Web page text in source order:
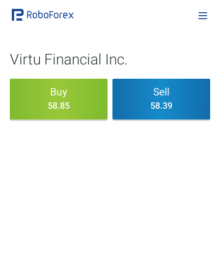
Virtu Financial Inc.
Buy
58.85
Sell
58.39